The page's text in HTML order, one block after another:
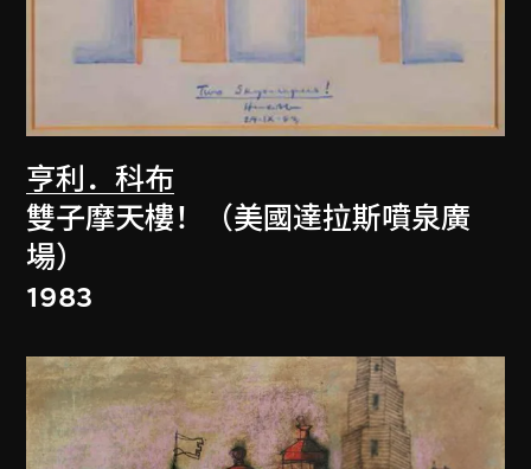
亨利．科布
雙子摩天樓！（美國達拉斯噴泉廣
場）
1983